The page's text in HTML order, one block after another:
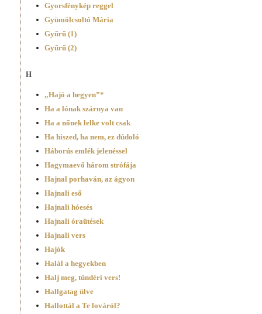
Gyorsfénykép reggel
Gyümölcsoltó Mária
Gyűrű (1)
Gyűrű (2)
H
„Hajó a hegyen”*
Ha a lónak szárnya van
Ha a nőnek lelke volt csak
Ha hiszed, ha nem, ez dúdoló
Háborús emlék jelenéssel
Hagymaevő három strófája
Hajnal porhaván, az ágyon
Hajnali eső
Hajnali hóesés
Hajnali óraütések
Hajnali vers
Hajók
Halál a hegyekben
Halj meg, tündéri vers!
Hallgatag ülve
Hallottál a Te lováról?